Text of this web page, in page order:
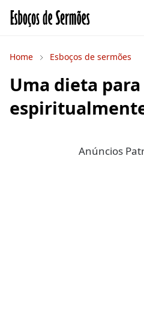
Home Esboços de sermões
Uma dieta
Anúncios